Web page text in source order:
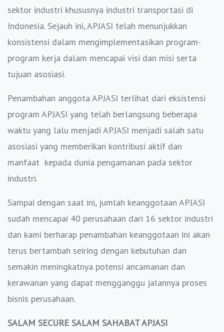
sektor industri khususnya industri transportasi di
Indonesia. Sejauh ini, APJASI telah menunjukkan
konsistensi dalam mengimplementasikan program-
program kerja dalam mencapai visi dan misi serta
tujuan asosiasi.
Penambahan anggota APJASI terlihat dari eksistensi
program APJASI yang telah berlangsung beberapa
waktu yang lalu menjadi APJASI menjadi salah satu
asosiasi yang memberikan kontribusi aktif dan
manfaat kepada dunia pengamanan pada sektor
industri.
Sampai dengan saat ini, jumlah keanggotaan APJASI
sudah mencapai 40 perusahaan dari 16 sektor industri
dan kami berharap penambahan keanggotaan ini akan
terus bertambah seiring dengan kebutuhan dan
semakin meningkatnya potensi ancamanan dan
kerawanan yang dapat mengganggu jalannya proses
bisnis perusahaan.
SALAM SECURE SALAM SAHABAT APJASI